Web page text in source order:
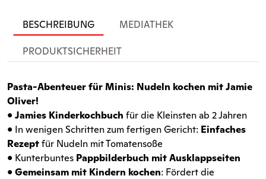
BESCHREIBUNG MEDIATHEK
PRODUKTSICHERHEIT
Pasta-Abenteuer für Minis: Nudeln kochen mit Jamie
Oliver!
•Jamies Kinderkochbuch für die Kleinsten ab 2 Jahren
• In wenigen Schritten zum fertigen Gericht: Einfaches
Rezeptfür Nudeln mit Tomatensoße
• Kunterbuntes Pappbilderbuch mitAusklappseiten
•Gemeinsam mit Kindern kochen: Fördert die